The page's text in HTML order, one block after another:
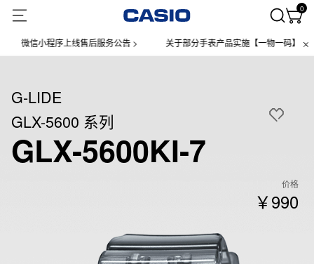
0
微信小程序上线售后服务公告 > 关于部分手表产品实施【一物一码】管理的
G-LIDE
GLX-5600 系列
GLX-5600KI-7
价格
￥990